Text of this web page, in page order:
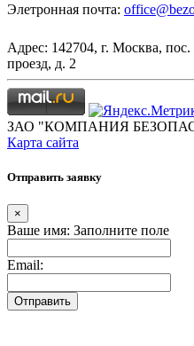
Элетронная почта:
Адрес: 142704, г. Москва,
проезд, д. 2
ЗАО "КОМПАНИЯ
Карта сайта
Отправить заявку
×
Ваше имя: Заполните поле
Email:
Отправить